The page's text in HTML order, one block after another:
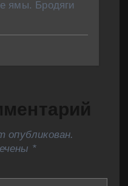
ямы. Бродяги
опубликован.
*